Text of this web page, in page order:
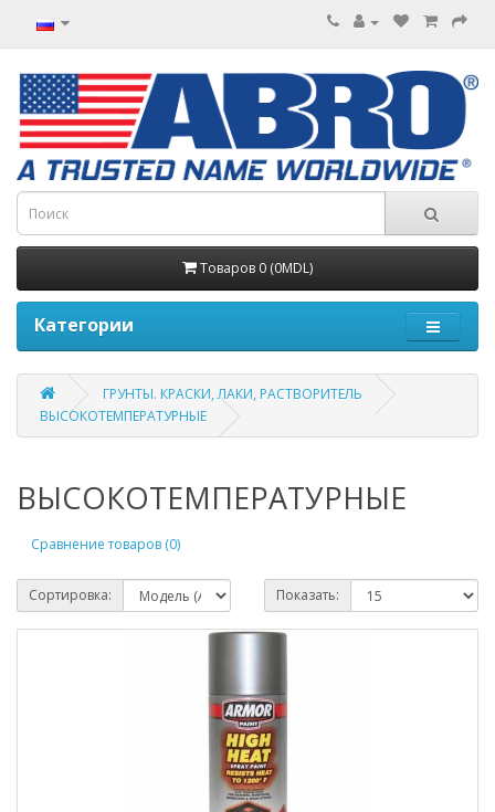
Товаров 0 (0MDL)
Категории
ГРУНТЫ. КРАСКИ, ЛАКИ, РАСТВОРИТЕЛЬ
ВЫСОКОТЕМПЕРАТУРНЫЕ
ВЫСОКОТЕМПЕРАТУРНЫЕ
Сравнение товаров (0)
Сортировка: Показать: